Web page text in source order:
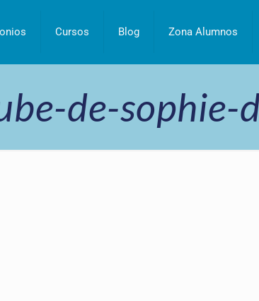
Cursos Blog Zona Alumnos
de-sophie-